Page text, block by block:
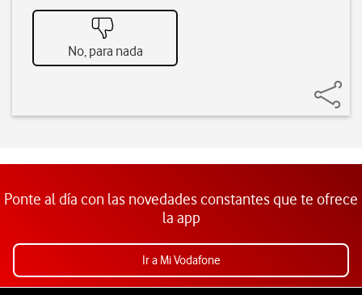
No, para nada
Ponte al día con las novedades constantes que te ofrece
la app
Ir a Mi Vodafone